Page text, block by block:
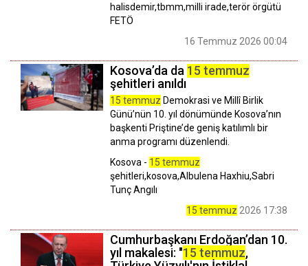
halisdemir,tbmm,milli irade,terör örgütü
FETÖ
16 Temmuz 2026 00:04
Kosova’da da 15 temmuz
şehitleri anıldı
15 temmuz Demokrasi ve Millî Birlik
Günü’nün 10. yıl dönümünde Kosova’nın
başkenti Priştine’de geniş katılımlı bir
anma programı düzenlendi.
Kosova - 15 temmuz
şehitleri,kosova,Albulena Haxhiu,Sabri
Tunç Angılı
15 temmuz 2026 17:38
Cumhurbaşkanı Erdoğan’dan 10.
yıl makalesi: "15 temmuz,